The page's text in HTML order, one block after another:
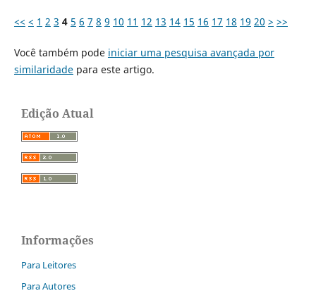
<< < 1 2 3 4 5 6 7 8 9 10 11 12 13 14 15 16 17 18 19 20 > >>
Você também pode iniciar uma pesquisa avançada por
similaridadepara este artigo.
Edição Atual
Informações
Para Leitores
Para Autores